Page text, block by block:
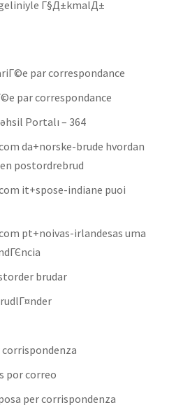
Г§Д±kmalД±
par correspondance
par correspondance
Portalı – 364
da+norske-brude hvordan
postordrebrud
it+spose-indiane puoi
pt+noivas-irlandesas uma
brudar
por correo
per corrispondenza